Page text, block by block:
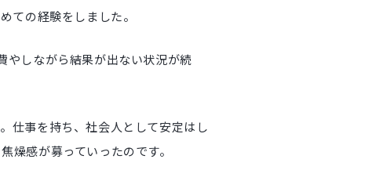
ての経験をしました。
やしながら結果が出ない状況が続
仕事を持ち、社会人として安定はし
燥感が募っていったのです。